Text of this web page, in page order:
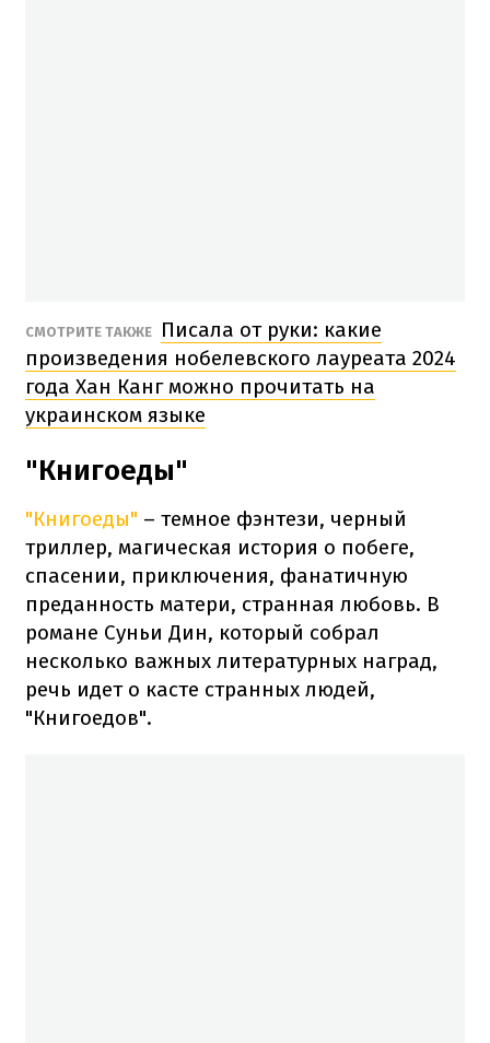
СМОТРИТЕ ТАКЖЕ
Писала от руки: какие
произведения нобелевского лауреата 2024
года Хан Канг можно прочитать на
украинском языке
"Книгоеды"
"Книгоеды" – темное фэнтези, черный
триллер, магическая история о побеге,
спасении, приключения, фанатичную
преданность матери, странная любовь. В
романе Суньи Дин, который собрал
несколько важных литературных наград,
речь идет о касте странных людей,
"Книгоедов".